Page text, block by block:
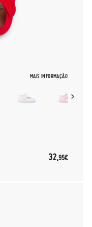
MAIS INFORMAÇÃO
32,95€